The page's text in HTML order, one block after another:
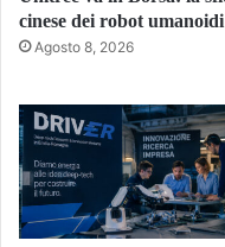
cinese dei robot umanoidi
Agosto 8, 2026